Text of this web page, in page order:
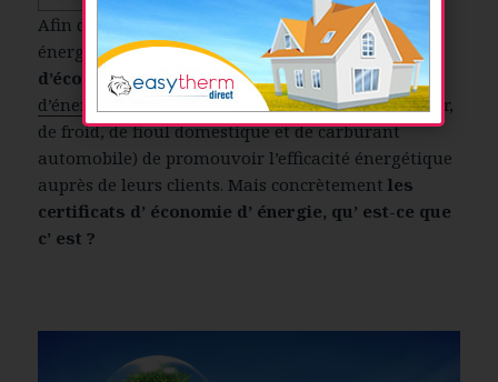
Afin de participer à l’amélioration de l’efficacité
énergétique en France, le dispositif des certificats
d’économies d’énergieimpose aux
fournisseurs
d’énergie
(vendeurs de gaz, d’électricité, de chaleur,
de froid, de fioul domestique et de carburant
automobile) de promouvoir l’efficacité énergétique
auprès de leurs clients. Mais concrètementles
certificats d’ économie d’ énergie, qu’ est-ce que
c’ est ?